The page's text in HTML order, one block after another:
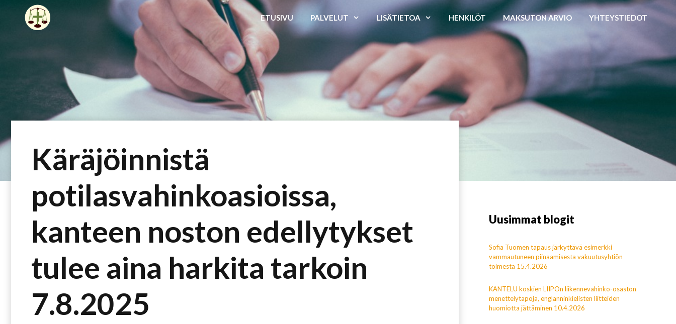
sisältöön
ETUSIVU PALVELUT LISÄTIETOA HENKILÖT MAKSUTON ARVIO YHTEYSTIEDOT
Käräjöinnistä
potilasvahinkoasioissa,
kanteen noston edellytykset
tulee aina harkita tarkoin
7.8.2025
Uusimmat blogit
Sofia Tuomen tapaus järkyttävä esimerkki
vammautuneen piinaamisesta vakuutusyhtiön
toimesta 15.4.2026
KANTELU koskien LIIPOn liikennevahinko-osaston
menettelytapoja, englanninkielisten liitteiden
huomiotta jättäminen 10.4.2026